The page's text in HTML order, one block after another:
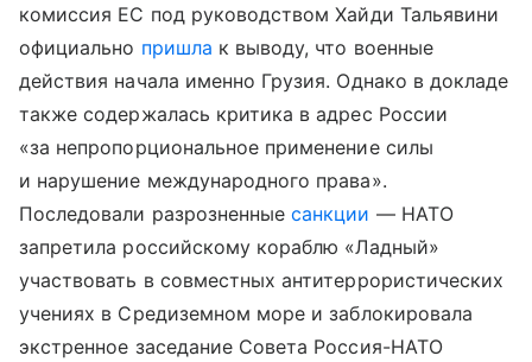
комиссия ЕС под руководством Хайди Тальявини
официально пришла к выводу, что военные
действия начала именно Грузия. Однако в докладе
также содержалась критика в адрес России
«за непропорциональное применение силы
и нарушение международного права».
Последовали разрозненныесанкции — НАТО
запретила российскому кораблю «Ладный»
участвовать в совместных антитеррористических
учениях в Средиземном море и заблокировала
экстренное заседание Совета Россия-НАТО